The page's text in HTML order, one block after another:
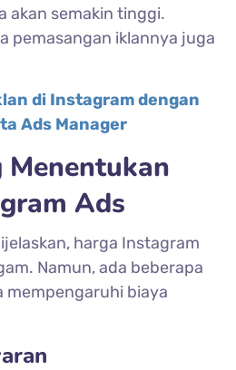
akan semakin tinggi.
pemasangan iklannya juga
di Instagram dengan
Ads Manager
Menentukan
Ads
harga Instagram
Namun, ada beberapa
mempengaruhi biaya